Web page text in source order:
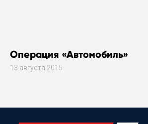
Операция «Автомобиль»
13 августа 2015